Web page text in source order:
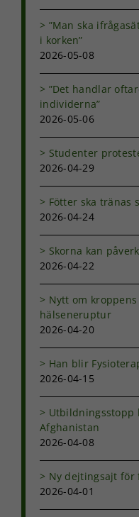
”Man ska
i korken”
2026-05-08
”Det handlar
individerna”
2026-05-06
Studenter
2026-04-29
Fötter ska tränas
2026-04-24
Skorna kan
2026-04-22
Nytt om
hälseneruptur
2026-04-20
Han blir
2026-04-15
Utbildningsstopp
Afghanistan
2026-04-08
Ny dejtingsajt för
2026-04-01